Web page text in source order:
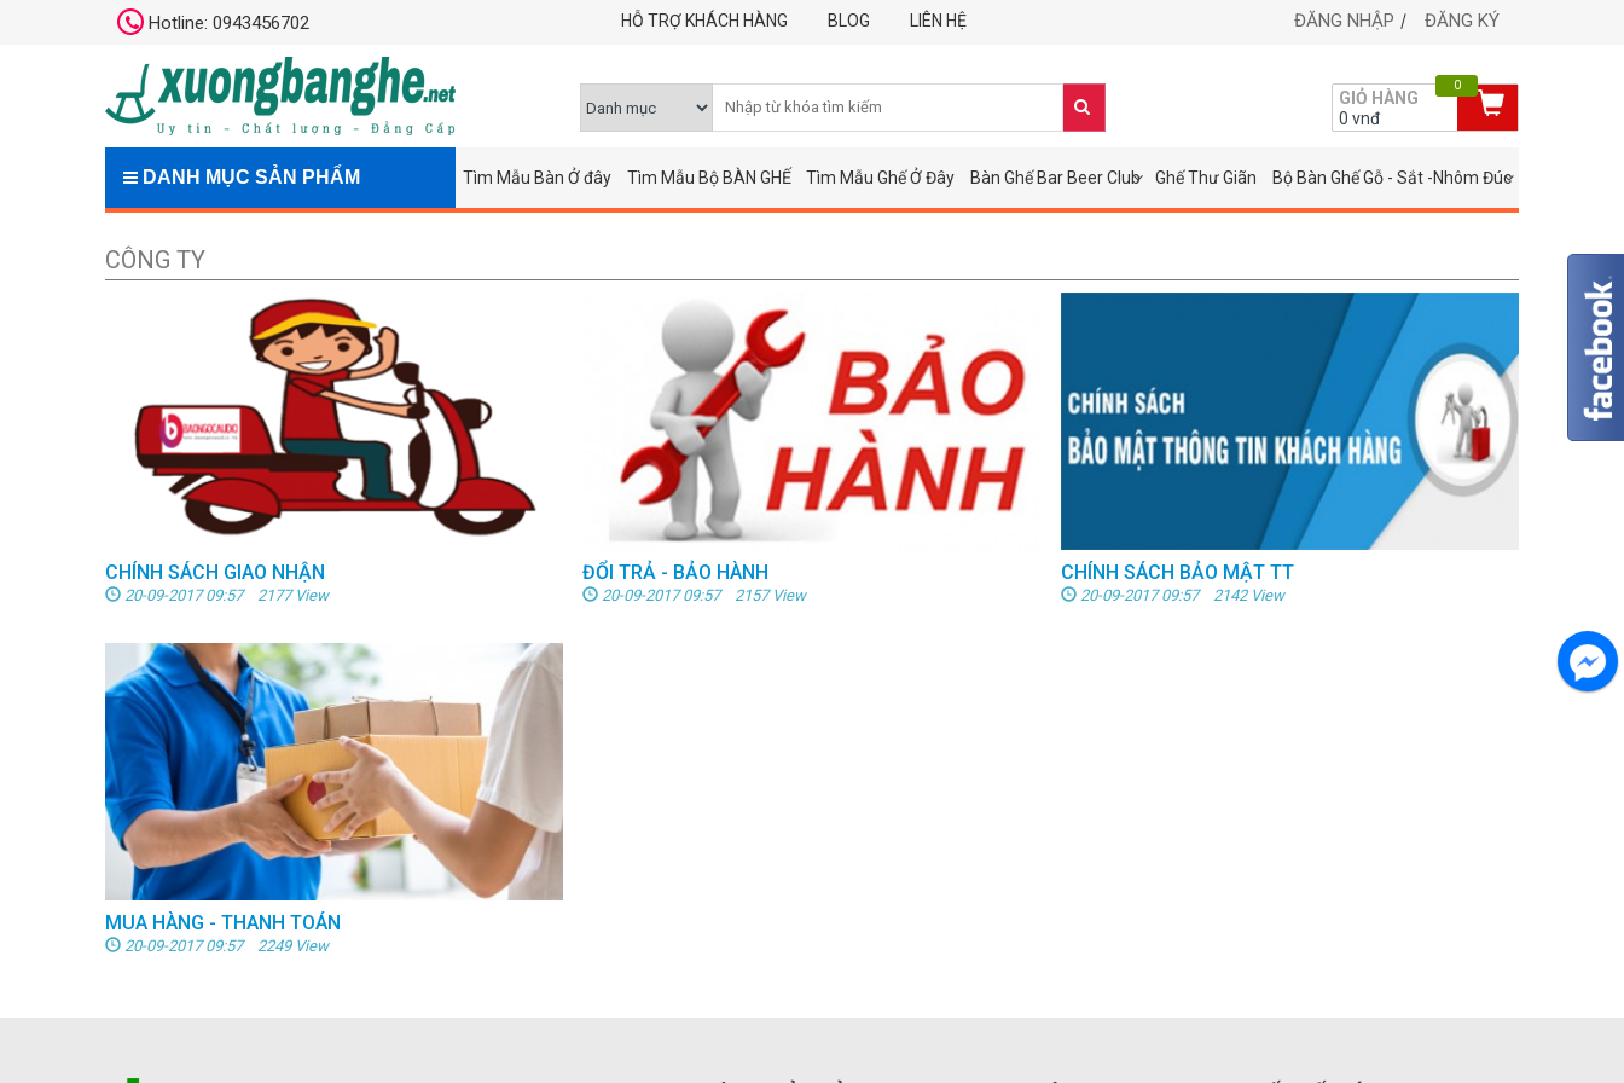
Hotline: 0943456702 HỖ TRỢ KHÁCH HÀNG BLOG LIÊN HỆ ĐĂNG NHẬP ĐĂNG KÝ
GIỎ HÀNG
0 vnđ
0
DANH MỤC SẢN PHẨM Tìm Mẫu Bàn Ở đây Tìm Mẫu Bộ BÀN GHẾ Tìm Mẫu Ghế Ở Đây Bàn Ghế Bar Beer Club Ghế Thư Giãn Bộ Bàn Ghế Gỗ - Sắt -Nhôm Đúc
CÔNG TY
CHÍNH SÁCH GIAO NHẬN
20-09-2017 09:57 2177 View
ĐỔI TRẢ - BẢO HÀNH
20-09-2017 09:57 2157 View
CHÍNH SÁCH BẢO MẬT TT
20-09-2017 09:57 2142 View
MUA HÀNG - THANH TOÁN
20-09-2017 09:57 2249 View